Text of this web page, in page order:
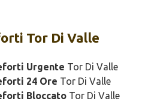
Tor Di Valle
Urgente Tor Di Valle
24 Ore Tor Di Valle
Bloccato Tor Di Valle